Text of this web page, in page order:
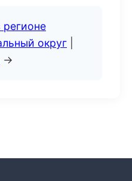
округ
→